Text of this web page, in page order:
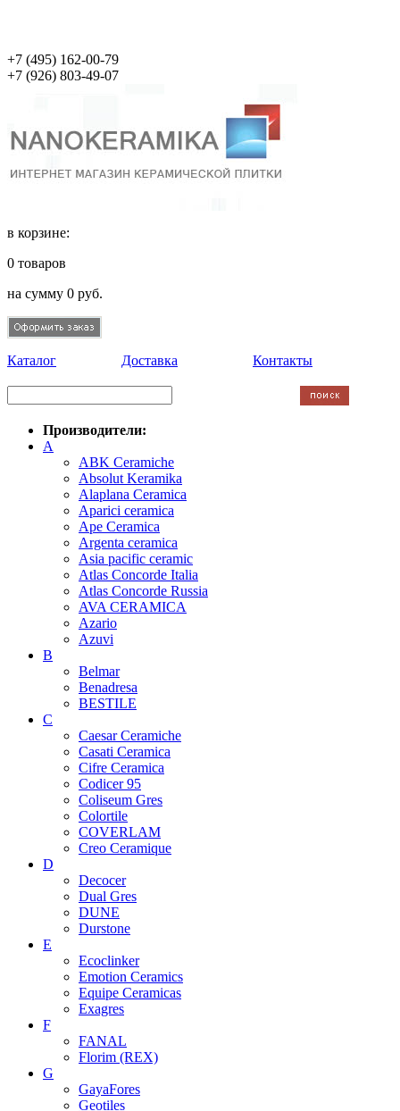
+7 (495) 162-00-79
+7 (926) 803-49-07
в корзине:
0 товаров
на сумму 0 руб.
Каталог Доставка Контакты
Производители:
A
ABK Ceramiche
Absolut Keramika
Alaplana Ceramica
Aparici ceramica
Ape Ceramica
Argenta ceramica
Asia pacific ceramic
Atlas Concorde Italia
Atlas Concorde Russia
AVA CERAMICA
Azario
Azuvi
B
Belmar
Benadresa
BESTILE
C
Caesar Ceramiche
Casati Ceramica
Cifre Ceramica
Codicer 95
Coliseum Gres
Colortile
COVERLAM
Creo Ceramique
D
Decocer
Dual Gres
DUNE
Durstone
E
Ecoclinker
Emotion Ceramics
Equipe Ceramicas
Exagres
F
FANAL
Florim (REX)
G
GayaFores
Geotiles